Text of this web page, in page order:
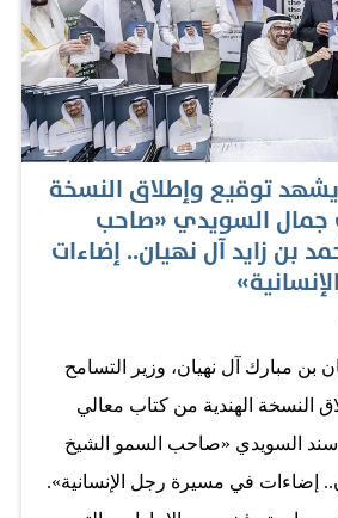
التقى معالي الشيخ نهيان بن مبارك آل
الوطنية العاملة على متن القطار،
منظومة التشغيل والخدمات
على المزايا التي يوفرها القطار،
العالمية لتوفير تجربة تنقل
واطلع معاليه على محطتي مدينة
للركاب ومرافقهما التشغيلية
للمسافرين، وآليات إدارة وتشغيل
المتقدم الذي بلغته منظومة
وقال معالي الشيخ نهيان بن مبارك
بتشغيل قطار الركاب في دولة
وطنياً جديداً يجسد رؤية قيادتنا
توقيع وإطلاق النسخة
جمال السويدي «صاحب
بن زايد آل نهيان.. إضاءات
بن مبارك آل نهيان، وزير التسامح
النسخة الهندية من كتاب معالي
سند السويدي «صاحب السمو الشيخ
إضاءات في مسيرة رجل الإنسانية».